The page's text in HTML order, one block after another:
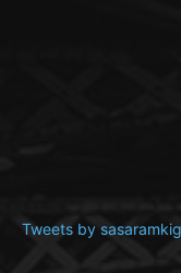
Tweets by